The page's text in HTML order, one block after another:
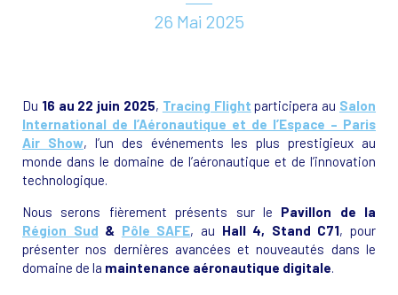
26 Mai 2025
Du 16 au 22 juin 2025, Tracing Flight participera au Salon
International de l’Aéronautique et de l’Espace – Paris
Air Show, l’un des événements les plus prestigieux au
monde dans le domaine de l’aéronautique et de l’innovation
technologique.
Nous serons fièrement présents sur le Pavillon de la
Région Sud & Pôle SAFE, au Hall 4, Stand C71, pour
présenter nos dernières avancées et nouveautés dans le
domaine de la maintenance aéronautique digitale.